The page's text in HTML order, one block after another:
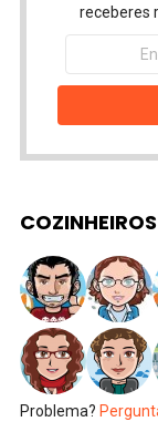
receberes
Endereço
email
Problema?